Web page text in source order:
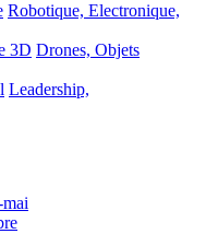
Robotique, Electronique,
3D Drones, Objets
Leadership,